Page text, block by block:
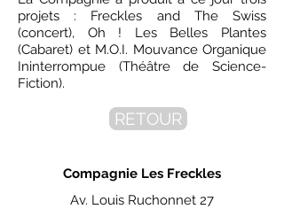
projets : Freckles and The Swiss
(concert), Oh ! Les Belles Plantes
(Cabaret) et M.O.I. Mouvance Organique
Ininterrompue (Théâtre de Science-
Fiction).
RETOUR
Compagnie Les Freckles
Av. Louis Ruchonnet 27